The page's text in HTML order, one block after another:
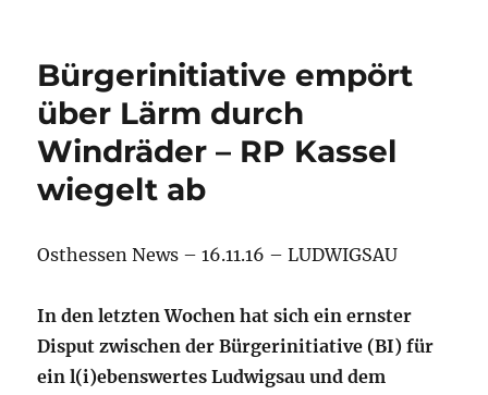
Bürgerinitiative empört
über Lärm durch
Windräder – RP Kassel
wiegelt ab
Osthessen News – 16.11.16 – LUDWIGSAU
In den letzten Wochen hat sich ein ernster
Disput zwischen der Bürgerinitiative (BI) für
ein l(i)ebenswertes Ludwigsau und dem